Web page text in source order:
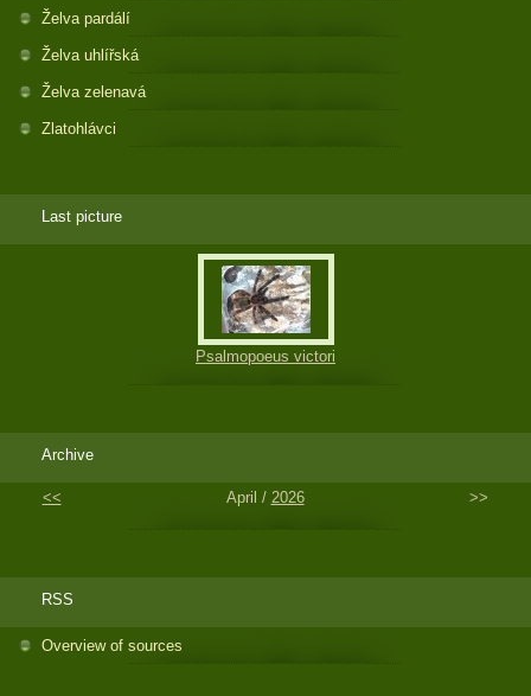
Želva pardálí
Želva uhlířská
Želva zelenavá
Zlatohlávci
Last picture
Psalmopoeus victori
Archive
<< April / 2026 >>
RSS
Overview of sources